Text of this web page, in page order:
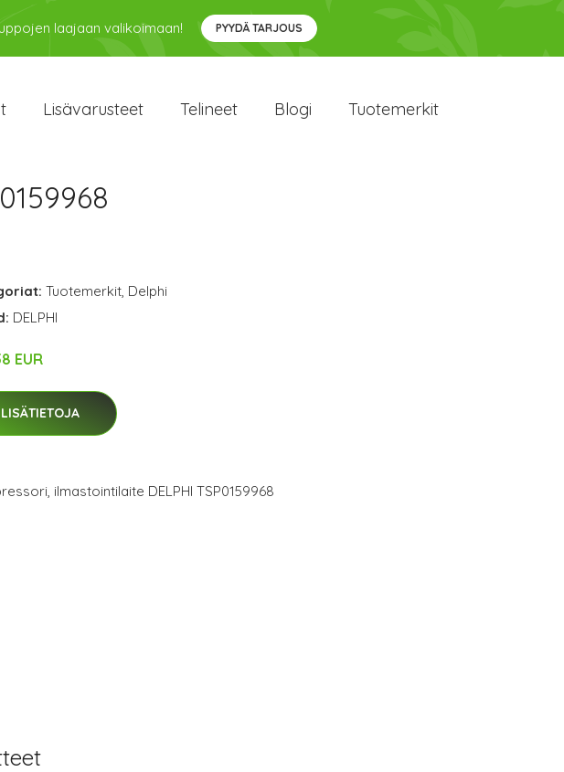
laajaan valikoimaan! PYYDÄ TARJOUS
Lisävarusteet Telineet Blogi Tuotemerkit
Tuotemerkit, Delphi
DELPHI
EUR
LISÄTIETOJA
ilmastointilaite DELPHI TSP0159968